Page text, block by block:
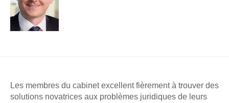
Les membres du cabinet excellent fièrement à trouver des
solutions novatrices aux problèmes juridiques de leurs